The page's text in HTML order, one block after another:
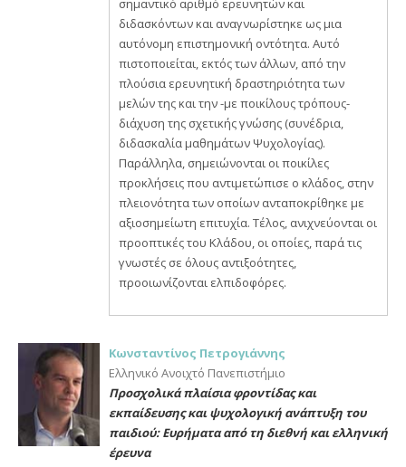
σημαντικό αριθμό ερευνητών και
διδασκόντων και αναγνωρίστηκε ως μια
αυτόνομη επιστημονική οντότητα. Αυτό
πιστοποιείται, εκτός των άλλων, από την
πλούσια ερευνητική δραστηριότητα των
μελών της και την -με ποικίλους τρόπους-
διάχυση της σχετικής γνώσης (συνέδρια,
διδασκαλία μαθημάτων Ψυχολογίας).
Παράλληλα, σημειώνονται οι ποικίλες
προκλήσεις που αντιμετώπισε ο κλάδος, στην
πλειονότητα των οποίων ανταποκρίθηκε με
αξιοσημείωτη επιτυχία. Τέλος, ανιχνεύονται οι
προοπτικές του Κλάδου, οι οποίες, παρά τις
γνωστές σε όλους αντιξοότητες,
προοιωνίζονται ελπιδοφόρες.
Κωνσταντίνος Πετρογιάννης
Ελληνικό Ανοιχτό Πανεπιστήμιο
Προσχολικά πλαίσια φροντίδας και
εκπαίδευσης και ψυχολογική ανάπτυξη του
παιδιού: Ευρήματα από τη διεθνή και ελληνική
έρευνα